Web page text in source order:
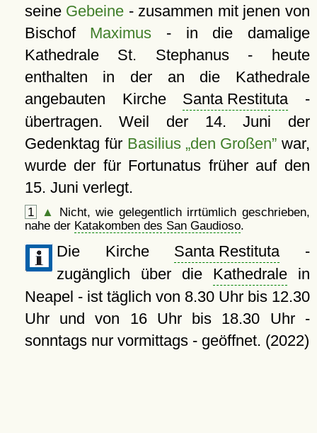
seine Gebeine - zusammen mit jenen von
Bischof Maximus - in die damalige
Kathedrale St. Stephanus - heute
enthalten in der an die Kathedrale
angebauten Kirche Santa Restituta -
übertragen. Weil der 14. Juni der
Gedenktag für Basilius „den Großen”war,
wurde der für Fortunatus früher auf den
15. Juni verlegt.
1 ▲
Nicht, wie gelegentlich irrtümlich geschrieben,
nahe der Katakomben des San Gaudioso.
Die Kirche Santa Restituta -
zugänglich über die Kathedralein
Neapel - ist täglich von 8.30 Uhr bis 12.30
Uhr und von 16 Uhr bis 18.30 Uhr -
sonntags nur vormittags - geöffnet. (2022)